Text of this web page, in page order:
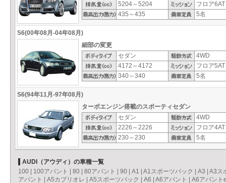
5204～5204
フロア6AT
435～435
5名
S6(00年08月-04年08月)
細部の変更
セダン
4WD
4172～4172
フロア5AT
340～340
5名
S6(94年11月-97年08月)
ターボエンジン搭載のスポーティセダン
セダン
4WD
2226～2226
フロア4AT
230～230
5名
AUDI（アウディ）の車種一覧
100
100アバント 80 80アバント 90 A1 A1スポーツバック A3
A3ス
アバント
A5カブリオレ A5スポーツバック A6 A6アバント
A6アバント